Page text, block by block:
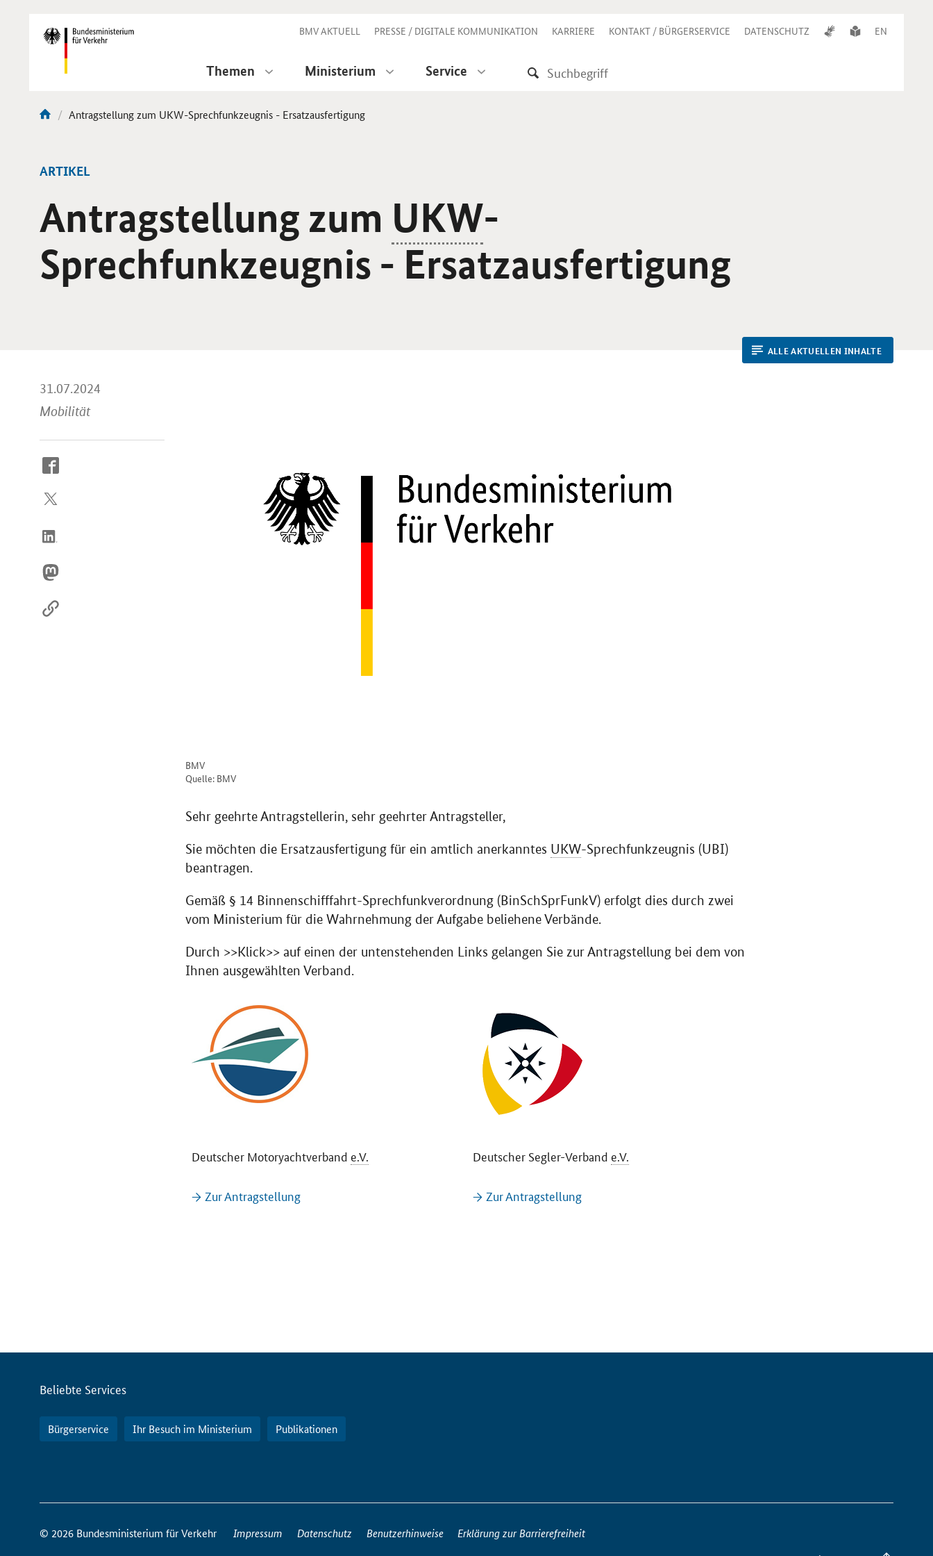
Navigation BMV AKTUELL PRESSE / DIGITALE KOMMUNIKATION KARRIERE KONTAKT / BÜRGERSERVICE DATENSCHUTZ EN
Themen Ministerium Service
Aktuelle
Antragstellung zum UKW-Sprechfunkzeugnis - Ersatzausfertigung
ARTIKEL
Antragstellung zum UKW-
Sprechfunkzeugnis - Ersatzausfertigung
ALLE AKTUELLEN INHALTE
31.07.2024
Mobilität
So
Sie
Internet
BMV
Quelle: BMV
Sehr geehrte Antragstellerin, sehr geehrter Antragsteller,
Sie möchten die Ersatzausfertigung für ein amtlich anerkanntes UKW-Sprechfunkzeugnis (UBI)
beantragen.
Gemäß § 14 Binnenschifffahrt-Sprechfunkverordnung (BinSchSprFunkV) erfolgt dies durch zwei
vom Ministerium für die Wahrnehmung der Aufgabe beliehene Verbände.
Durch >>Klick>> auf einen der untenstehenden Links gelangen Sie zur Antragstellung bei dem von
Ihnen ausgewählten Verband.
Deutscher Motoryachtverband e.V. Deutscher Segler-Verband e.V.
→ Zur Antragstellung → Zur Antragstellung
Servicemenü
Beliebte Services
Bürgerservice Ihr Besuch im Ministerium Publikationen
So
Sie
© 2026 Bundesministerium für Verkehr Impressum Datenschutz Benutzerhinweise
Erklärung zur Barrierefreiheit